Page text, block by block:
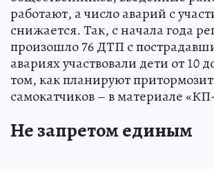
работают, а число аварий с
снижается. Так, с начала года
произошло 76 ДТП с
авариях участвовали дети от 10
том, как планируют
самокатчиков – в материале
Не запретом единым